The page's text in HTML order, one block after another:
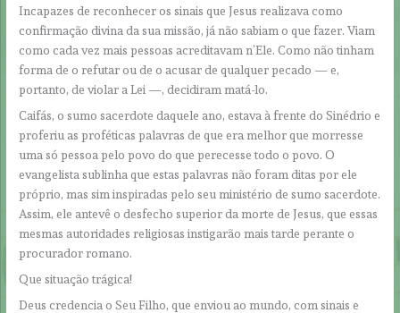
Incapazes de reconhecer os sinais que Jesus realizava como
confirmação divina da sua missão, já não sabiam o que fazer. Viam
como cada vez mais pessoas acreditavam n’Ele. Como não tinham
forma de o refutar ou de o acusar de qualquer pecado — e,
portanto, de violar a Lei —, decidiram matá-lo.
Caifás, o sumo sacerdote daquele ano, estava à frente do Sinédrio e
proferiu as proféticas palavras de que era melhor que morresse
uma só pessoa pelo povo do que perecesse todo o povo. O
evangelista sublinha que estas palavras não foram ditas por ele
próprio, mas sim inspiradas pelo seu ministério de sumo sacerdote.
Assim, ele antevê o desfecho superior da morte de Jesus, que essas
mesmas autoridades religiosas instigarão mais tarde perante o
procurador romano.
Que situação trágica!
Deus credencia o Seu Filho, que enviou ao mundo, com sinais e